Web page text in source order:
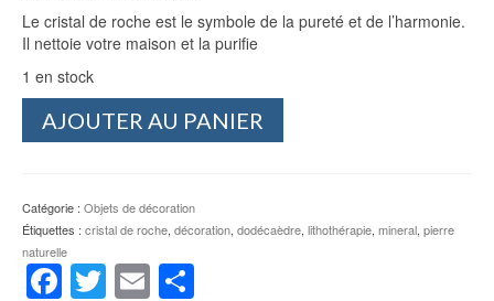
Le cristal de roche est le symbole de la pureté et de l’harmonie.
Il nettoie votre maison et la purifie
1 en stock
de
roche
AJOUTER AU PANIER
Catégorie : Objets de décoration
Étiquettes : cristal de roche, décoration, dodécaèdre, lithothérapie, mineral, pierre
naturelle
Facebook
Twitter
Email